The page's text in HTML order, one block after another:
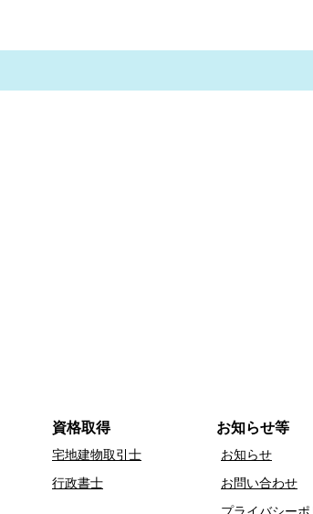
​資格取得 ​お知らせ等
​宅地建物取引士
​行政書士
​お知らせ
​お問い合わせ